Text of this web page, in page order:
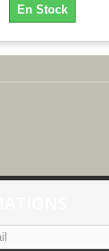
En Stock